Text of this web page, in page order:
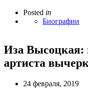
Posted in
Биографии
Иза Высоцкая:
артиста
24 февраля, 2019